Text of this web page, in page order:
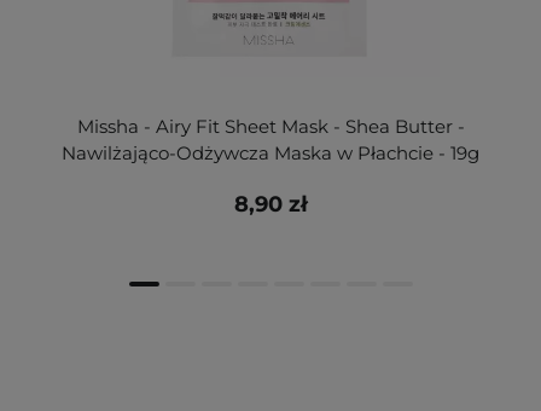
Missha - Airy Fit Sheet Mask - Shea Butter -
Nawilżająco-Odżywcza Maska w Płachcie - 19g
8,90 zł